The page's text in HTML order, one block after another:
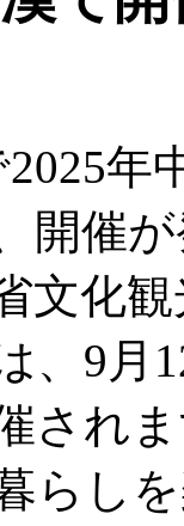
年
開催
文化
、9月
され
らし